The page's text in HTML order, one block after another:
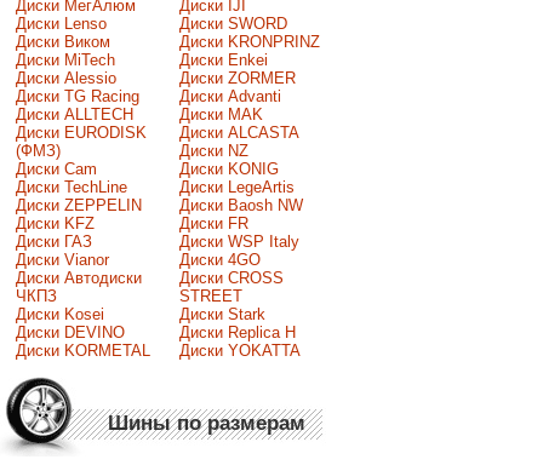
Диски МегАлюм
Диски Lenso
Диски Виком
Диски MiTech
Диски Alessio
Диски TG Racing
Диски ALLTECH
Диски EURODISK
(ФМЗ)
Диски Cam
Диски TechLine
Диски ZEPPELIN
Диски KFZ
Диски ГАЗ
Диски Vianor
Диски Автодиски
ЧКПЗ
Диски Kosei
Диски DEVINO
Диски KORMETAL
Диски IJI
Диски SWORD
Диски KRONPRINZ
Диски Enkei
Диски ZORMER
Диски Advanti
Диски MAK
Диски ALCASTA
Диски NZ
Диски KONIG
Диски LegeArtis
Диски Baosh NW
Диски FR
Диски WSP Italy
Диски 4GO
Диски CROSS
STREET
Диски Stark
Диски Replica H
Диски YOKATTA
Шины по размерам